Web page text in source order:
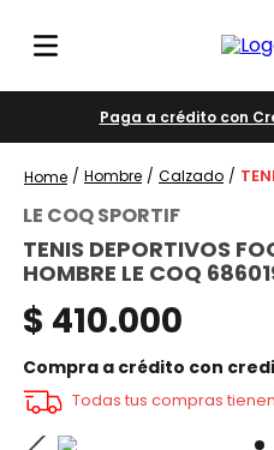
Paga a crédito con
Hombre Calzado
LE COQ SPORTIF
TENIS DEPORTIVOS
HOMBRE LE COQ
$ 410.000
Compra a crédito con
Todas tus compras tienen